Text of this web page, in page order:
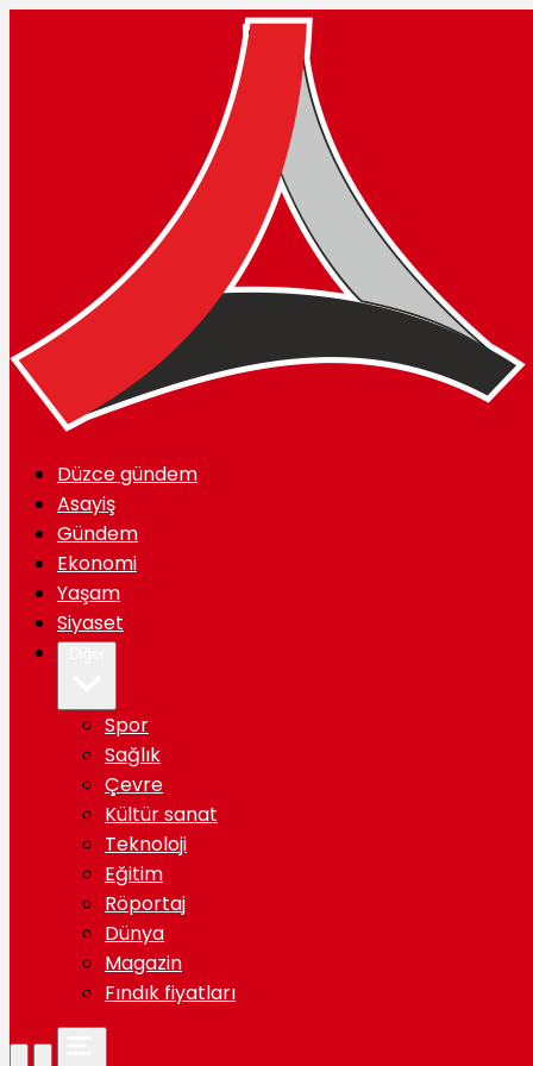
Düzce gündem
Asayiş
Gündem
Ekonomi
Yaşam
Siyaset
Spor
Sağlık
Çevre
Kültür sanat
Teknoloji
Eğitim
Röportaj
Dünya
Magazin
Fındık fiyatları